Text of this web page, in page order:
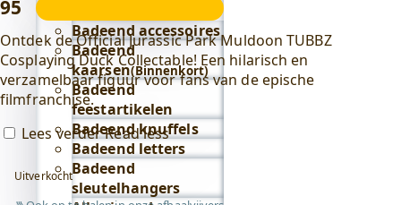
submenu
Badeend accessoires
Badeend
kaarsen(Binnenkort)
Badeend
feestartikelen
Badeend knuffels
Badeend letters
Badeend
sleutelhangers
95
Ontdek de Official Jurassic Park Muldoon TUBBZ
Cosplaying Duck Collectable! Een hilarisch en
verzamelbaar figuur voor fans van de epische
filmfranchise.
Lees verderRead less
Uitverkocht